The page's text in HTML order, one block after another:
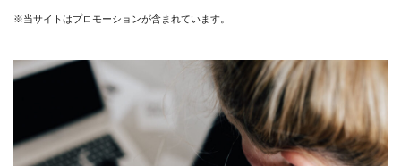
※当サイトはプロモーションが含まれています。